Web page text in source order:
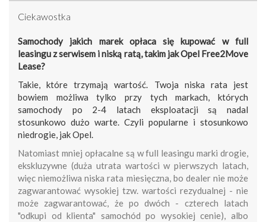
Ciekawostka
Samochody jakich marek opłaca się kupować w full
leasingu z serwisem i niską ratą, takim jak Opel Free2Move
Lease?
Takie, które trzymają wartość. Twoja niska rata jest
bowiem możliwa tylko przy tych markach, których
samochody po 2-4 latach eksploatacji są nadal
stosunkowo dużo warte. Czyli popularne i stosunkowo
niedrogie, jak Opel.
Natomiast mniej opłacalne są w full leasingu marki drogie,
ekskluzywne (duża utrata wartości w pierwszych latach,
więc niemożliwa niska rata miesięczna, bo dealer nie może
zagwarantować wysokiej tzw. wartości rezydualnej - nie
może zagwarantować, że po dwóch - czterech latach
"odkupi od klienta" samochód po wysokiej cenie), albo